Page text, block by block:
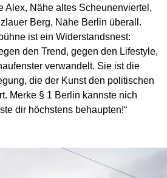
Alex, Nähe altes Scheunenviertel,
Berg, Nähe Berlin überall.
ist ein Widerstandsnest:
den Trend, gegen den Lifestyle,
verwandelt. Sie ist die
die der Kunst den politischen
Merke § 1 Berlin kannste nich
dir höchstens behaupten!“